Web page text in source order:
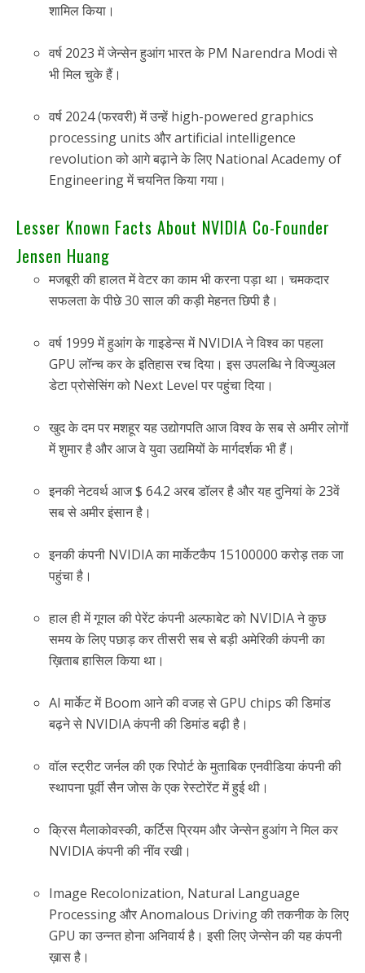
शामिल किया।
वर्ष 2023 में जेन्सेन हुआंग भारत के PM Narendra Modi से
भी मिल चुके हैं।
वर्ष 2024 (फरवरी) में उन्हें high-powered graphics
processing units और artificial intelligence
revolution को आगे बढ़ाने के लिए National Academy of
Engineering में चयनित किया गया।
Lesser Known Facts About NVIDIA Co-Founder
Jensen Huang
मजबूरी की हालत में वेटर का काम भी करना पड़ा था। चमकदार
सफलता के पीछे 30 साल की कड़ी मेहनत छिपी है।
वर्ष 1999 में हुआंग के गाइडेन्स में NVIDIA ने विश्व का पहला
GPU लॉन्च कर के इतिहास रच दिया। इस उपलब्धि ने विज्युअल
डेटा प्रोसेसिंग को Next Level पर पहुंचा दिया।
खुद के दम पर मशहूर यह उद्योगपति आज विश्व के सब से अमीर लोगों
में शुमार है और आज वे युवा उद्यमियों के मार्गदर्शक भी हैं।
इनकी नेटवर्थ आज $ 64.2 अरब डॉलर है और यह दुनियां के 23वें
सब से अमीर इंसान है।
इनकी कंपनी NVIDIA का मार्केटकैप 15100000 करोड़ तक जा
पहुंचा है।
हाल ही में गूगल की पेरेंट कंपनी अल्फाबेट को NVIDIA ने कुछ
समय के लिए पछाड़ कर तीसरी सब से बड़ी अमेरिकी कंपनी का
ख़िताब हासिल किया था।
AI मार्केट में Boom आने की वजह से GPU chips की डिमांड
बढ़ने से NVIDIA कंपनी की डिमांड बढ़ी है।
वॉल स्ट्रीट जर्नल की एक रिपोर्ट के मुताबिक एनवीडिया कंपनी की
स्थापना पूर्वी सैन जोस के एक रेस्टोरेंट में हुई थी।
क्रिस मैलाकोवस्की, कर्टिस प्रियम और जेन्सेन हुआंग ने मिल कर
NVIDIA कंपनी की नींव रखी।
Image Recolonization, Natural Language
Processing और Anomalous Driving की तकनीक के लिए
GPU का उन्नत होना अनिवार्य है। इसी लिए जेन्सेन की यह कंपनी
ख़ास है।